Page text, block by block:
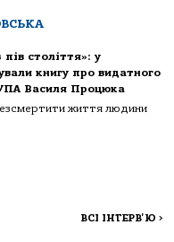
пів століття»: у
книгу про видатного
УПА Василя Процюка
життя людини
ВСІ ІНТЕРВ'Ю >